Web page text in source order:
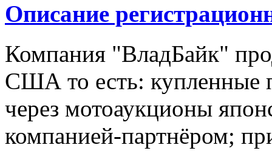
Описание
Компания "ВладБайк"
США то есть: купленные
через мотоаукционы
компанией-партнёром;